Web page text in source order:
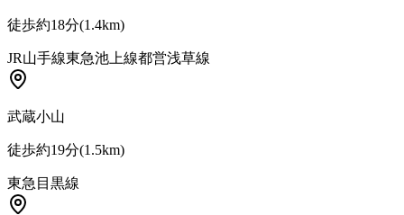
徒歩約18分(1.4km)
JR山手線東急池上線都営浅草線
武蔵小山
徒歩約19分(1.5km)
東急目黒線